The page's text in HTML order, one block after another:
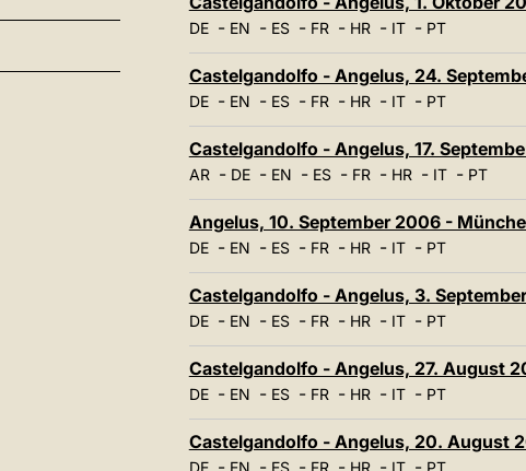
DE- EN - ES- FR- HR- IT- PT
Castelgandolfo - Angelus, 24.
DE- EN - ES- FR- HR- IT- PT
Castelgandolfo - Angelus, 17.
AR- DE- EN - ES- FR- HR- IT- PT
Angelus, 10. September 2006 -
DE- EN - ES- FR- HR- IT- PT
Castelgandolfo - Angelus, 3.
DE- EN - ES- FR- HR- IT- PT
Castelgandolfo - Angelus, 27. August
DE- EN - ES- FR- HR- IT- PT
Castelgandolfo - Angelus, 20. August
DE- EN - ES- FR- HR- IT- PT